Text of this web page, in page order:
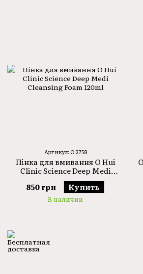
Артикул: O 2758
Пінка для вмивання O Hui
Clinic Science Deep Medi
Cleansing Foam 120ml
850 грн Купить
В наличии